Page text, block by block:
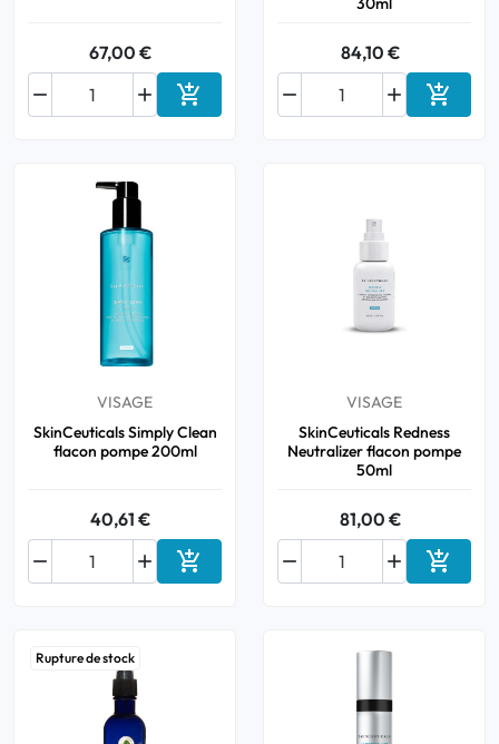
67,00 €

 Ajouter au panier
84,10 €

 
VISAGE
SkinCeuticals Simply Clean
flacon pompe 200ml
40,61 €

 Ajouter au panier
VISAGE
SkinCeuticals Redness
Neutralizer flacon pompe
50ml
81,00 €

 
Rupture de stock